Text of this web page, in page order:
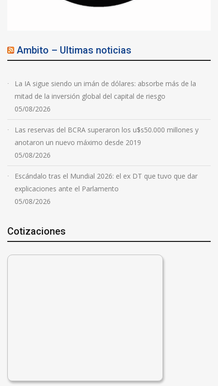
Ambito – Ultimas noticias
La IA sigue siendo un imán de dólares: absorbe más de la
mitad de la inversión global del capital de riesgo
05/08/2026
Las reservas del BCRA superaron los u$s50.000 millones y
anotaron un nuevo máximo desde 2019
05/08/2026
Escándalo tras el Mundial 2026: el ex DT que tuvo que dar
explicaciones ante el Parlamento
05/08/2026
Cotizaciones